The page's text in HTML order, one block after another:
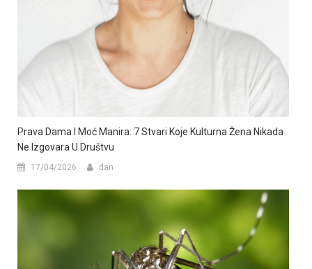
Prava Dama I Moć Manira: 7 Stvari Koje Kulturna Žena Nikada
Ne Izgovara U Društvu
17/04/2026 dan